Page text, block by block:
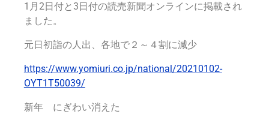
1 月2日付と3日付の読売新聞オンラインに掲載され
ました。
元日初詣の人出、各地で２～４割に減少
https://www.yomiuri.co.jp/national/20210102-
OYT1T50039/
新年 にぎわい消えた